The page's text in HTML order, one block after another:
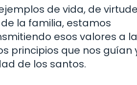
de vida, de
la familia, estamos
esos valores a
principios que nos guían
de los santos.